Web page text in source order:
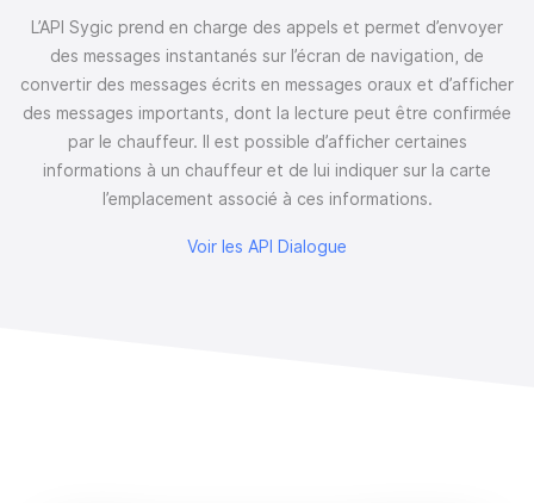
L’API Sygic prend en charge des appels et permet d’envoyer
des messages instantanés sur l’écran de navigation, de
convertir des messages écrits en messages oraux et d’afficher
des messages importants, dont la lecture peut être confirmée
par le chauffeur. Il est possible d’afficher certaines
informations à un chauffeur et de lui indiquer sur la carte
l’emplacement associé à ces informations.
Voir les API Dialogue